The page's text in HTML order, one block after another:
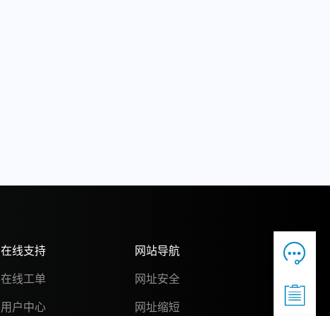
在线支持
在线工单
用户中心
网站导航
网址安全
网址缩短

